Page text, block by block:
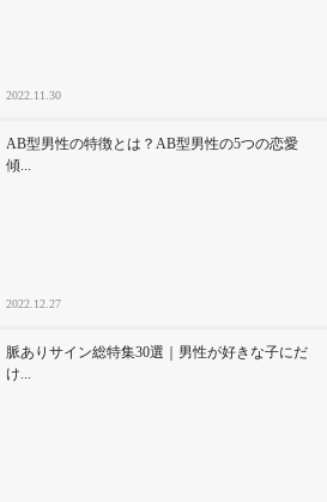
2022.11.30
AB型男性の特徴とは？AB型男性の5つの恋愛
傾...
2022.12.27
脈ありサイン総特集30選｜男性が好きな子にだ
け...